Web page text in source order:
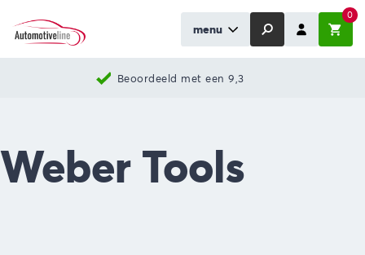
menu
0
Beoordeeld met een 9,3
Weber Tools